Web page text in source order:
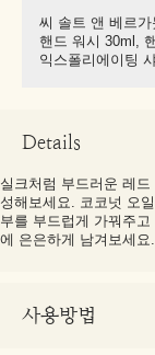
씨 솔트 앤 베르
핸드 워시 30ml,
익스폴리에이팅
Details
실크처럼 부드러운 레
성해보세요. 코코넛 오
부를 부드럽게 가꿔주
에 은은하게 남겨보세요.
사용방법